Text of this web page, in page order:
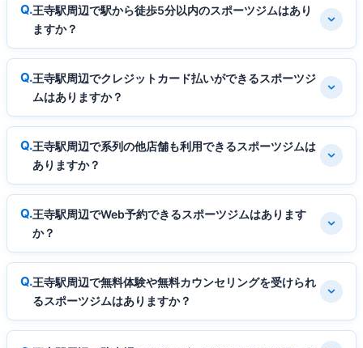
王寺駅周辺で駅から徒歩5分以内のスポーツジムはあり
ますか？
王寺駅周辺でクレジットカード払いができるスポーツジ
ムはありますか？
王寺駅周辺で系列の他店舗も利用できるスポーツジムは
ありますか？
王寺駅周辺でWeb予約できるスポーツジムはあります
か？
王寺駅周辺で無料体験や無料カウンセリングを受けられ
るスポーツジムはありますか？